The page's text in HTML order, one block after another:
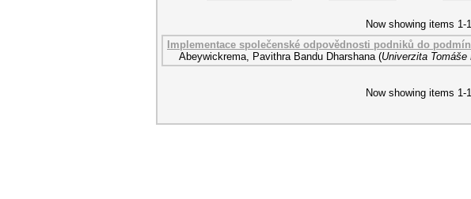
Now showing items 1-
Implementace společenské odpovědnosti podniků do
Abeywickrema, Pavithra Bandu Dharshana (Univerzita
Now showing items 1-